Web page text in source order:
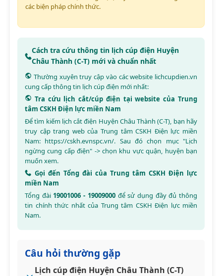
các biện pháp chính thức.
Cách tra cứu thông tin lịch cúp điện Huyện
Châu Thành (C-T) mới và chuẩn nhất
Thường xuyên truy cập vào các website lichcupdien.vn
cung cấp thông tin lịch cúp điện mới nhất:
Tra cứu lịch cắt/cúp điện tại website của Trung
tâm CSKH Điện lực miền Nam
Để tìm kiếm lịch cắt điện Huyện Châu Thành (C-T), bạn hãy
truy cập trang web của Trung tâm CSKH Điện lực miền
Nam: https://cskh.evnspc.vn/. Sau đó chọn mục "Lịch
ngừng cung cấp điện" -> chọn khu vực quận, huyện bạn
muốn xem.
Gọi đến Tổng đài của Trung tâm CSKH Điện lực
miền Nam
Tổng đài 19001006 - 19009000để sử dụng đầy đủ thông
tin chính thức nhất của Trung tâm CSKH Điện lực miền
Nam.
Câu hỏi thường gặp
Lịch cúp điện Huyện Châu Thành (C-T)